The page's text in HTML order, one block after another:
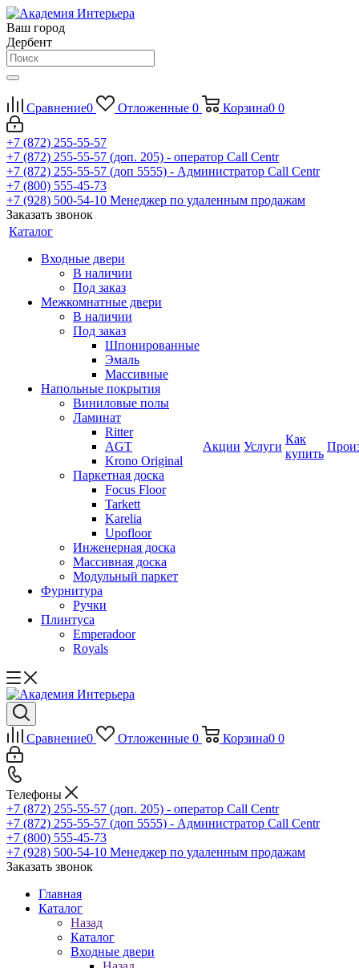
Ваш город
Дербент
Сравнение0 Отложенные 0 Корзина0 0
+7 (872) 255-55-57
+7 (872) 255-55-57 (доп. 205) - оператор Call Centr
+7 (872) 255-55-57 (доп 5555) - Администратор Call Centr
+7 (800) 555-45-73
+7 (928) 500-54-10 Менеджер по удаленным продажам
Заказать звонок
Каталог
Входные двери
В наличии
Под заказ
Межкомнатные двери
В наличии
Под заказ
Шпонированные
Эмаль
Массивные
Напольные покрытия
Виниловые полы
Ламинат
Ritter
AGT
Krono Original
Паркетная доска
Focus Floor
Tarkett
Karelia
Upofloor
Инженерная доска
Массивная доска
Модульный паркет
Фурнитура
Ручки
Плинтуса
Emperadoor
Royals
Акции Услуги
Как
купить
Сравнение0 Отложенные 0 Корзина0 0
Телефоны
+7 (872) 255-55-57 (доп. 205) - оператор Call Centr
+7 (872) 255-55-57 (доп 5555) - Администратор Call Centr
+7 (800) 555-45-73
+7 (928) 500-54-10 Менеджер по удаленным продажам
Заказать звонок
Главная
Каталог
Назад
Каталог
Входные двери